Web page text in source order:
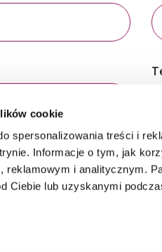
cookie
spersonalizowania treści i
Informacje o tym, jak
reklamowym i analitycznym.
Ciebie lub uzyskanymi